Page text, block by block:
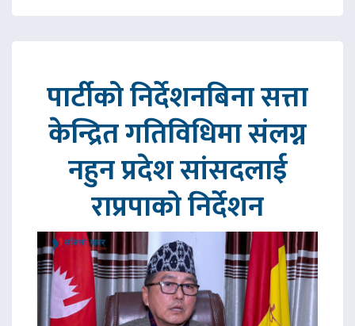
पार्टीको निर्देशनबिना सत्ता
केन्द्रित गतिविधिमा संलग्न
नहुन प्रदेश सांसदलाई
राप्रपाको निर्देशन